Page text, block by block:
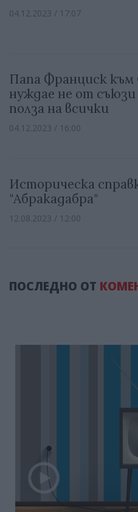
04.12.2023 / 17:07
Папа Франциск към
нуждае не от съюзи
полза на всички
04.12.2023 / 16:00
Историческа
"Абракадабра"
12.08.2023 / 12:00
ПОСЛЕДНО ОТ